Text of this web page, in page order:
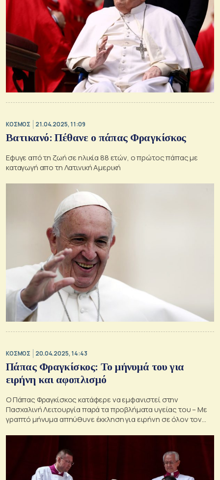
ΚΟΣΜΟΣ 21.04.2025, 11:09
Βατικανό: Πέθανε ο πάπας Φραγκίσκος
Εφυγε από τη ζωή σε ηλικία 88 ετών, ο πρώτος πάπας με
καταγωγή απο τη Λατινική Αμερική
ΚΟΣΜΟΣ 20.04.2025, 14:43
Πάπας Φραγκίσκος: Το μήνυμά του για
ειρήνη και αφοπλισμό
Ο Πάπας Φραγκίσκος κατάφερε να εμφανιστεί στην
Πασχαλινή Λειτουργία παρά τα προβλήματα υγείας του – Με
γραπτό μήνυμα απηύθυνε έκκληση για ειρήνη σε όλον τον